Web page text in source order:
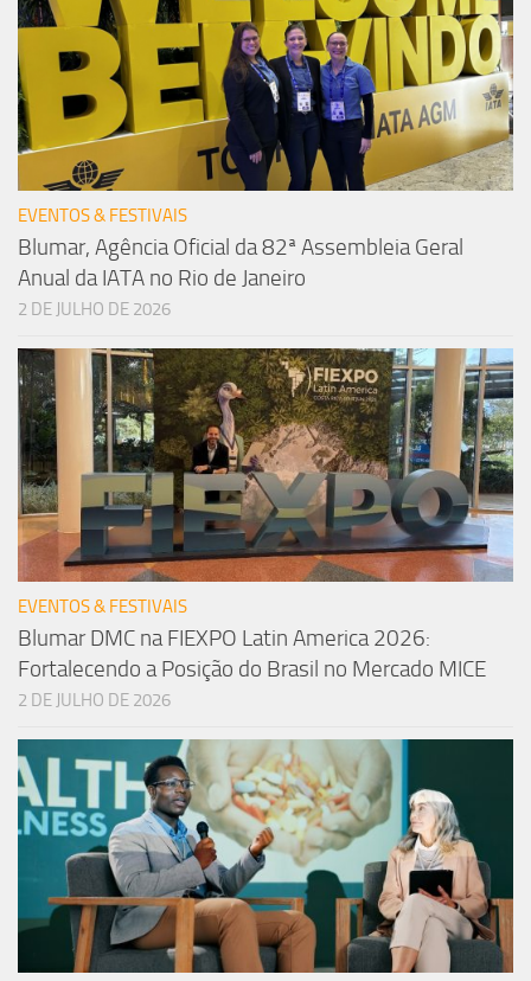
EVENTOS & FESTIVAIS
Blumar, Agência Oficial da 82ª Assembleia Geral
Anual da IATA no Rio de Janeiro
2 DE JULHO DE 2026
EVENTOS & FESTIVAIS
Blumar DMC na FIEXPO Latin America 2026:
Fortalecendo a Posição do Brasil no Mercado MICE
2 DE JULHO DE 2026